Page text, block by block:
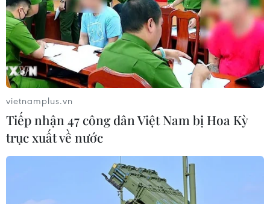
04/08/2026 05:33
Vì sao Google khiến Mỹ và
EU đối đầu về chủ quyền số?
Quảng Trị: Hiệu lực mới từ nền hành
vietnamplus.vn
Tiếp nhận 47 công dân Việt Nam bị Hoa Kỳ
trục xuất về nước